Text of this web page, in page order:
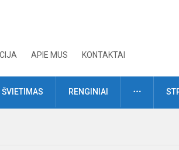
APIE MUS KONTAKTAI
ŠVIETIMAS RENGINIAI DAUGIAU